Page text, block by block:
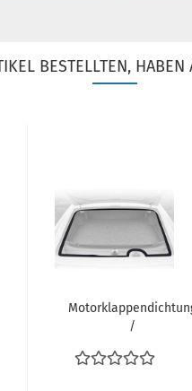
BESTELLTEN, HABEN
/
hinten...